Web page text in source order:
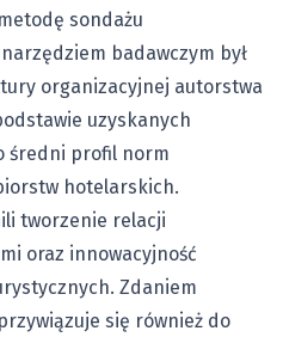
sondażu
badawczym był
organizacyjnej autorstwa
uzyskanych
średni profil norm
hotelarskich.
tworzenie relacji
oraz innowacyjność
Zdaniem
się również do